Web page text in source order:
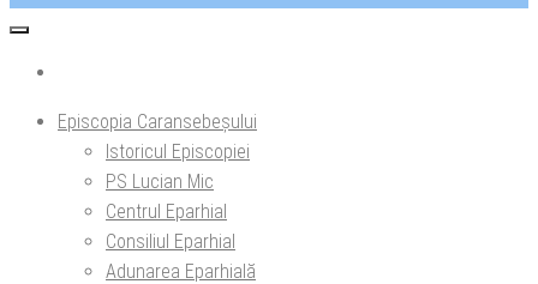
Episcopia Caransebeșului
Istoricul Episcopiei
PS Lucian Mic
Centrul Eparhial
Consiliul Eparhial
Adunarea Eparhială